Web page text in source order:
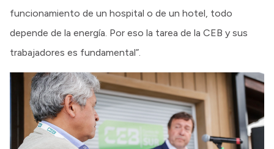
funcionamiento de un hospital o de un hotel, todo
depende de la energía. Por eso la tarea de la CEB y sus
trabajadores es fundamental”.